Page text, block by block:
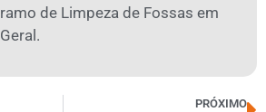
ramo de Limpeza de Fossas em
Geral.
PRÓXIMO